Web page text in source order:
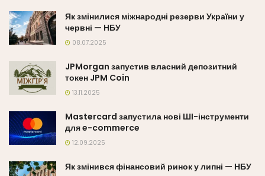
Як змінилися міжнародні резерви України у
червні — НБУ
08.07.2025
JPMorgan запустив власний депозитний
токен JPM Coin
13.11.2025
Mastercard запустила нові ШІ-інструменти
для e-commerce
12.09.2025
Як змінився фінансовий ринок у липні — НБУ